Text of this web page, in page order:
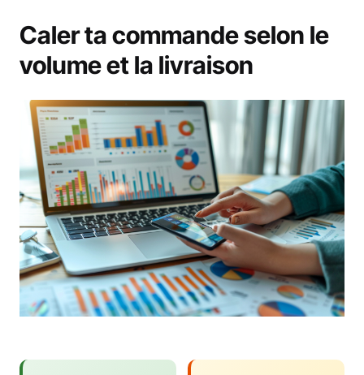
Caler ta commande selon le
volume et la livraison